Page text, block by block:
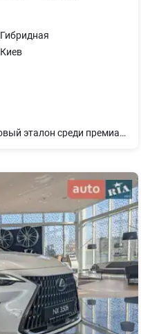
Гибридная
Киев
Пятое поколение Lexus RX — это новый эталон среди премиальных кроссоверов. Смелый и элегантный дизайн сразу привлекает взгляды, а каждая линия подчеркивает динамику и уверенность. Lexus RX предлагает водителям уникальные гибридные технологии: плагин-гибридный RX 450h+ и высокопродуктивный RX 500h. В салоне — интуитивный кокпит Tазуна, созданный для полного контроля и максимального комфорта. Стоит только сесть за руль — и вы почувствуете, как Lexus RX меняет представления о премиум-вождении. Для ознакомления с автомобилем приглашаем в новый флагманский дилерский центр «Лексус Київ Аеропорт». Вас ждут тест-драйв, индивидуальные консультации и возможность испытать авто на скоростной трассе и на специально разработанном офф-роуд треке. Мы предлагаем полный спектр услуг: - продажа новых автомобилей - сервисное обслуживание - гарантия до 10 лет и 160 тыс.км - финансирование и кредитование. - подменное авто - профессиональную помощь в подборе модели, которая лучше всего соответствует Вашим потребностям